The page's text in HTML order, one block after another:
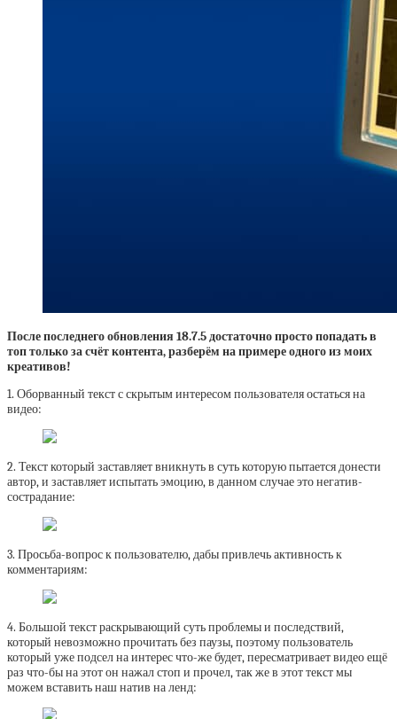
После последнего обновления 18.7.5 достаточно просто попадать в
топ только за счёт контента, разберём на примере одного из моих
креативов!
1. Оборванный текст с скрытым интересом пользователя остаться на
видео:
2. Текст который заставляет вникнуть в суть которую пытается донести
автор, и заставляет испытать эмоцию, в данном случае это негатив-
сострадание:
3. Просьба-вопрос к пользователю, дабы привлечь активность к
комментариям:
4. Большой текст раскрывающий суть проблемы и последствий,
который невозможно прочитать без паузы, поэтому пользователь
который уже подсел на интерес что-же будет, пересматривает видео ещё
раз что-бы на этот он нажал стоп и прочел, так же в этот текст мы
можем вставить наш натив на ленд: